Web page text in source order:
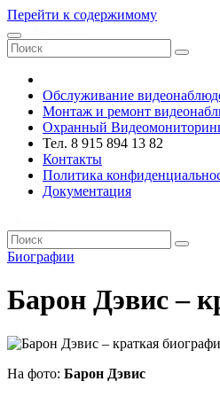
Перейти к содержимому
Обслуживание
Монтаж и ремонт
Охранный
Тел. 8 915 894 13 82
Контакты
Политика
Документация
Биографии
Барон Дэвис –
На фото: Барон Дэвис